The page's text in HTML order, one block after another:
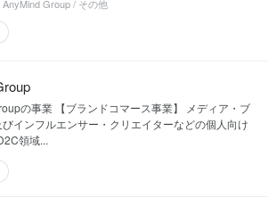
ング事業部 AnyTag ◆クリエイターグロ
TalentMind 最新のニュースはこちらでご
覧ください
▶︎https://anymindgroup.com/ja/news/
AnyMind Group / その他
の事業 【ブランドコマース事業】 メディア・ブ
インフルエンサー・クリエイターなどの個人向け
領域...